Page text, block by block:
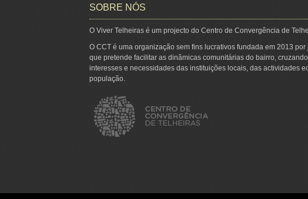
SOBRE NÓS
O Viver Telheiras é um projecto do Centro de Convergência de
O CCT é uma organização sem fins lucrativos fundada em 2013 por
que pretende facilitar as dinâmicas comunitárias do bairro,
interesses e necessidades das instituições locais, das actividades
população.